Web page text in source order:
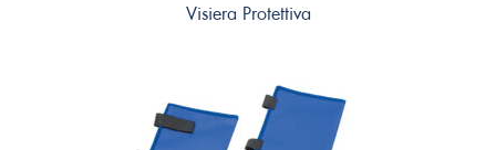
Visiera Protettiva